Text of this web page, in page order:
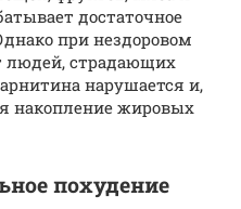
достаточное
при нездоровом
людей, страдающих
нарушается и,
накопление жировых
похудение